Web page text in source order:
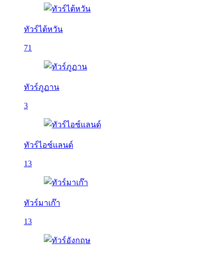
ทัวร์ไต้หวัน
71
ทัวร์ภูฏาน
3
ทัวร์ไอซ์แลนด์
13
ทัวร์มาเก๊า
13